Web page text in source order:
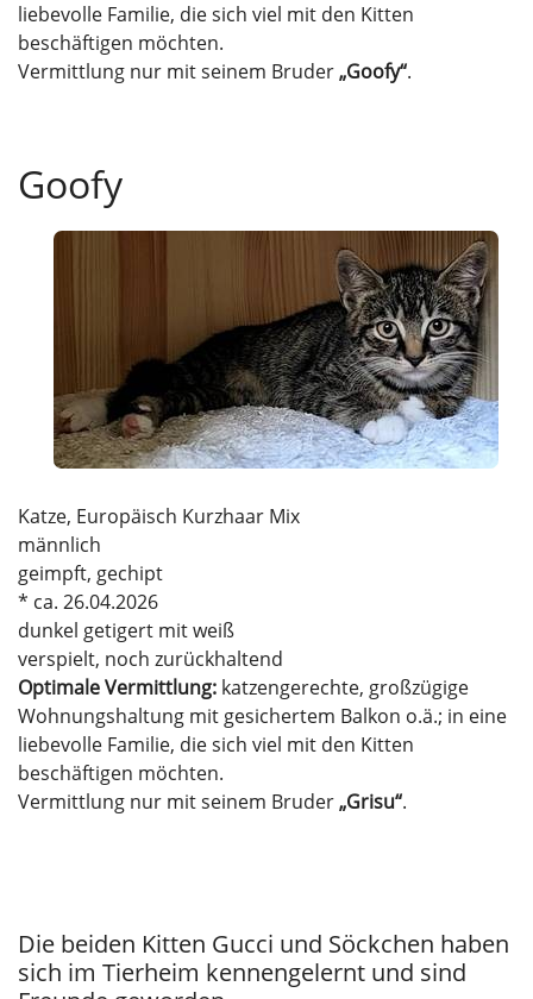
liebevolle Familie, die sich viel mit den Kitten
beschäftigen möchten.
Vermittlung nur mit seinem Bruder„Goofy“.
Goofy
Katze, Europäisch Kurzhaar Mix
männlich
geimpft, gechipt
* ca. 26.04.2026
dunkel getigert mit weiß
verspielt, noch zurückhaltend
Optimale Vermittlung: katzengerechte, großzügige
Wohnungshaltung mit gesichertem Balkon o.ä.; in eine
liebevolle Familie, die sich viel mit den Kitten
beschäftigen möchten.
Vermittlung nur mit seinem Bruder„Grisu“.
Die beiden Kitten Gucci und Söckchen haben
sich im Tierheim kennengelernt und sind